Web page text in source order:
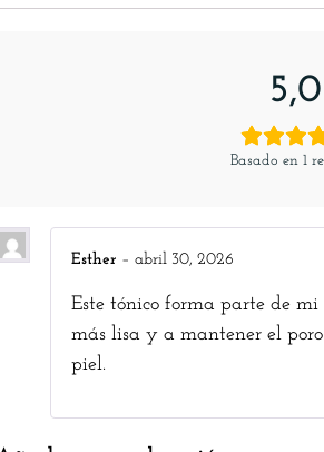
5,0
Basado en 1
Esther – abril 30, 2026
Este tónico forma parte de
más lisa y a mantener el
piel.